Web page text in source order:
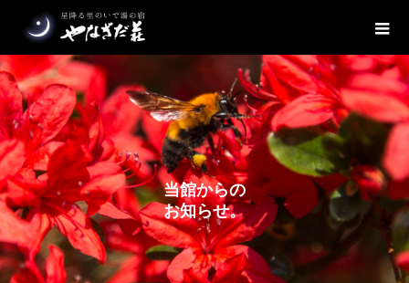
当館からの
お知らせ。